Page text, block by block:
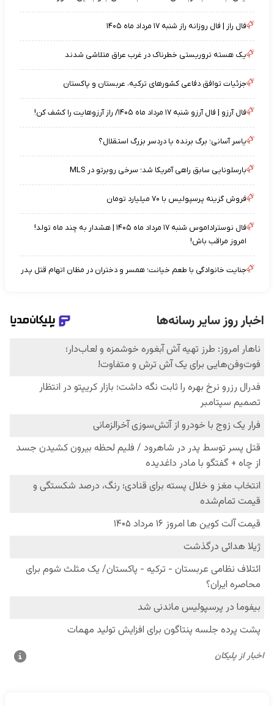
فال راز | فال روزانه راز شنبه ۱۷ مرداد ماه ۱۴۰۵
یک هسته تروریستی خطرناک در غرب عراق متلاشی شدند
جزئیات توافق دفاعی کشورهای ترکیه، عربستان و پاکستان
فال آرزو | فال آرزو شنبه ۱۷ مرداد ماه ۱۴۰۵/ راز آرزوهایت را کشف کن!
یاسر آسانی؛ برگ برنده یا دردسر بزرگ استقلال؟
بارسلونایی سابق راهی آمریکا شد؛ سرخی روبرتو در MLS
فروش گزینه پرسپولیس با ۷۰ میلیارد تومان
فال نوستراداموس شنبه ۱۷ مرداد ماه ۱۴۰۵ | هشدار به چند ماه تولد!
امروز مراقب باش!
جنایت خانوادگی با طعم خیانت؛ همسر و دختران در مظان اتهام قتل پدر